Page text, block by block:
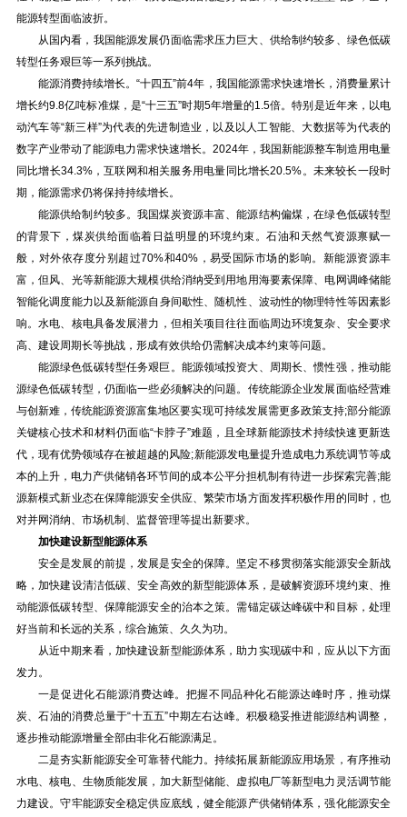
能源转型面临波折。
从国内看，我国能源发展仍面临需求压力巨大、供给制约较多、绿色低碳
转型任务艰巨等一系列挑战。
能源消费持续增长。“十四五”前4年，我国能源需求快速增长，消费量累计
增长约9.8亿吨标准煤，是“十三五”时期5年增量的1.5倍。特别是近年来，以电
动汽车等“新三样”为代表的先进制造业，以及以人工智能、大数据等为代表的
数字产业带动了能源电力需求快速增长。2024年，我国新能源整车制造用电量
同比增长34.3%，互联网和相关服务用电量同比增长20.5%。未来较长一段时
期，能源需求仍将保持持续增长。
能源供给制约较多。我国煤炭资源丰富、能源结构偏煤，在绿色低碳转型
的背景下，煤炭供给面临着日益明显的环境约束。石油和天然气资源禀赋一
般，对外依存度分别超过70%和40%，易受国际市场的影响。新能源资源丰
富，但风、光等新能源大规模供给消纳受到用地用海要素保障、电网调峰储能
智能化调度能力以及新能源自身间歇性、随机性、波动性的物理特性等因素影
响。水电、核电具备发展潜力，但相关项目往往面临周边环境复杂、安全要求
高、建设周期长等挑战，形成有效供给仍需解决成本约束等问题。
能源绿色低碳转型任务艰巨。能源领域投资大、周期长、惯性强，推动能
源绿色低碳转型，仍面临一些必须解决的问题。传统能源企业发展面临经营难
与创新难，传统能源资源富集地区要实现可持续发展需更多政策支持;部分能源
关键核心技术和材料仍面临“卡脖子”难题，且全球新能源技术持续快速更新迭
代，现有优势领域存在被超越的风险;新能源发电量提升造成电力系统调节等成
本的上升，电力产供储销各环节间的成本公平分担机制有待进一步探索完善;能
源新模式新业态在保障能源安全供应、繁荣市场方面发挥积极作用的同时，也
对并网消纳、市场机制、监督管理等提出新要求。
加快建设新型能源体系
安全是发展的前提，发展是安全的保障。坚定不移贯彻落实能源安全新战
略，加快建设清洁低碳、安全高效的新型能源体系，是破解资源环境约束、推
动能源低碳转型、保障能源安全的治本之策。需锚定碳达峰碳中和目标，处理
好当前和长远的关系，综合施策、久久为功。
从近中期来看，加快建设新型能源体系，助力实现碳中和，应从以下方面
发力。
一是促进化石能源消费达峰。把握不同品种化石能源达峰时序，推动煤
炭、石油的消费总量于“十五五”中期左右达峰。积极稳妥推进能源结构调整，
逐步推动能源增量全部由非化石能源满足。
二是夯实新能源安全可靠替代能力。持续拓展新能源应用场景，有序推动
水电、核电、生物质能发展，加大新型储能、虚拟电厂等新型电力灵活调节能
力建设。守牢能源安全稳定供应底线，健全能源产供储销体系，强化能源安全